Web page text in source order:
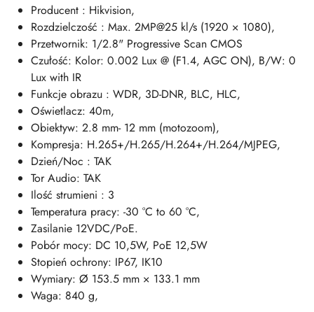
Producent : Hikvision,
Rozdzielczość : Max. 2MP@25 kl/s (1920 × 1080),
Przetwornik: 1/2.8" Progressive Scan CMOS
Czułość: Kolor: 0.002 Lux @ (F1.4, AGC ON), B/W: 0
Lux with IR
Funkcje obrazu : WDR, 3D-DNR, BLC, HLC,
Oświetlacz: 40m,
Obiektyw: 2.8 mm- 12 mm (motozoom),
Kompresja: H.265+/H.265/H.264+/H.264/MJPEG,
Dzień/Noc : TAK
Tor Audio: TAK
Ilość strumieni : 3
Temperatura pracy: -30 °C to 60 °C,
Zasilanie 12VDC/PoE.
Pobór mocy: DC 10,5W, PoE 12,5W
Stopień ochrony: IP67, IK10
Wymiary: Ø 153.5 mm × 133.1 mm
Waga: 840 g,